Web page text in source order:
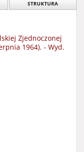
STRUKTURA
Zjednoczonej
1964). - Wyd.